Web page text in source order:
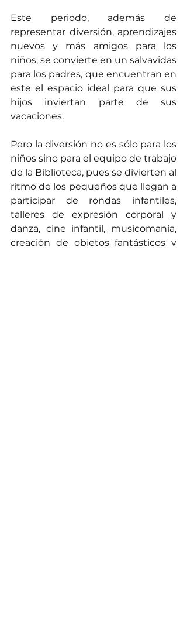
Este periodo, además de
representar diversión, aprendizajes
nuevos y más amigos para los
niños, se convierte en un salvavidas
para los padres, que encuentran en
este el espacio ideal para que sus
hijos inviertan parte de sus
vacaciones.
Pero la diversión no es sólo para los
niños sino para el equipo de trabajo
de la Biblioteca, pues se divierten al
ritmo de los pequeños que llegan a
participar de rondas infantiles,
talleres de expresión corporal y
danza, cine infantil, musicomanía,
creación de objetos fantásticos y